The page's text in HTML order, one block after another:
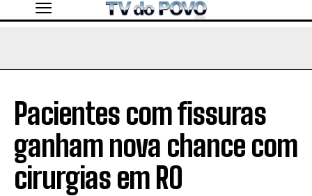
Pacientes com fissuras
ganham nova chance com
cirurgias em RO